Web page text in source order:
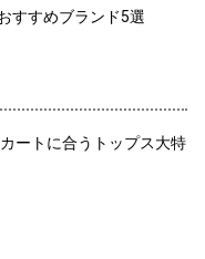
すすめブランド5選
ートに合うトップス大特